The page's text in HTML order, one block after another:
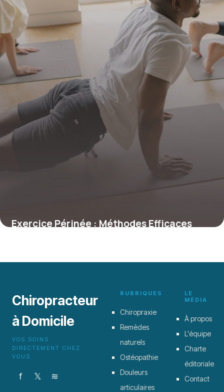
18 avril 2026
Exercice Périnée : Méthodes Efficaces
Chiropracteur
à Domicile
VOS SOINS
DIRECTEMENT CHEZ
VOUS
f 𝕏 ≋
RUBRIQUES
Chiropraxie
Remèdes
naturels
Ostéopathie
Douleurs
articulaires
LE
MÉDIA
À propos
L'équipe
Charte
éditoriale
Contact